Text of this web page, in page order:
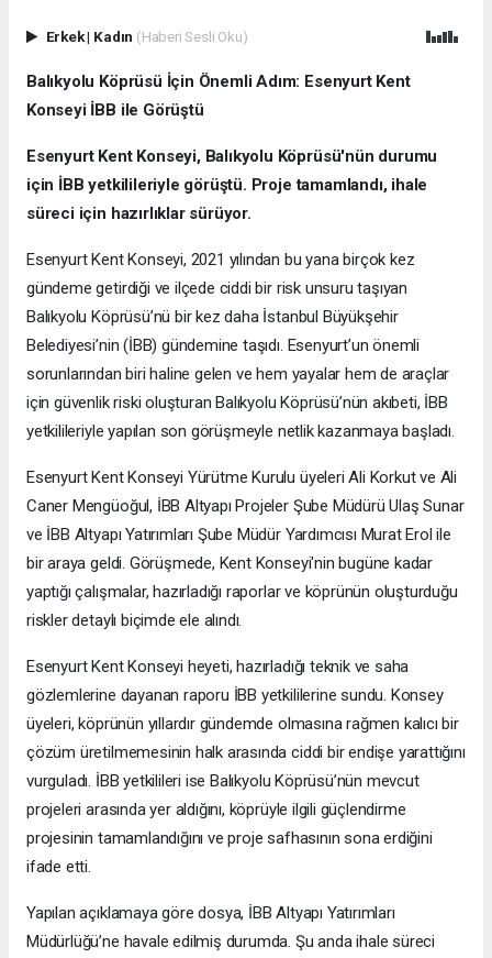
Erkek| Kadın (Haberi Sesli Oku)
Balıkyolu Köprüsü İçin Önemli Adım: Esenyurt Kent
Konseyi İBB ile Görüştü
Esenyurt Kent Konseyi, Balıkyolu Köprüsü'nün durumu
için İBB yetkilileriyle görüştü. Proje tamamlandı, ihale
süreci için hazırlıklar sürüyor.
Esenyurt Kent Konseyi, 2021 yılından bu yana birçok kez
gündeme getirdiği ve ilçede ciddi bir risk unsuru taşıyan
Balıkyolu Köprüsü’nü bir kez daha İstanbul Büyükşehir
Belediyesi’nin (İBB) gündemine taşıdı. Esenyurt’un önemli
sorunlarından biri haline gelen ve hem yayalar hem de araçlar
için güvenlik riski oluşturan Balıkyolu Köprüsü’nün akıbeti, İBB
yetkilileriyle yapılan son görüşmeyle netlik kazanmaya başladı.
Esenyurt Kent Konseyi Yürütme Kurulu üyeleri Ali Korkut ve Ali
Caner Mengüoğul, İBB Altyapı Projeler Şube Müdürü Ulaş Sunar
ve İBB Altyapı Yatırımları Şube Müdür Yardımcısı Murat Erol ile
bir araya geldi. Görüşmede, Kent Konseyi'nin bugüne kadar
yaptığı çalışmalar, hazırladığı raporlar ve köprünün oluşturduğu
riskler detaylı biçimde ele alındı.
Esenyurt Kent Konseyi heyeti, hazırladığı teknik ve saha
gözlemlerine dayanan raporu İBB yetkililerine sundu. Konsey
üyeleri, köprünün yıllardır gündemde olmasına rağmen kalıcı bir
çözüm üretilmemesinin halk arasında ciddi bir endişe yarattığını
vurguladı. İBB yetkilileri ise Balıkyolu Köprüsü’nün mevcut
projeleri arasında yer aldığını, köprüyle ilgili güçlendirme
projesinin tamamlandığını ve proje safhasının sona erdiğini
ifade etti.
Yapılan açıklamaya göre dosya, İBB Altyapı Yatırımları
Müdürlüğü’ne havale edilmiş durumda. Şu anda ihale süreci